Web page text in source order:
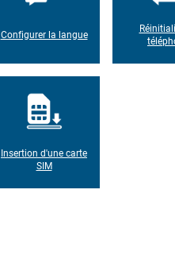
Configurer la langue
Insertion d'une carte
SIM